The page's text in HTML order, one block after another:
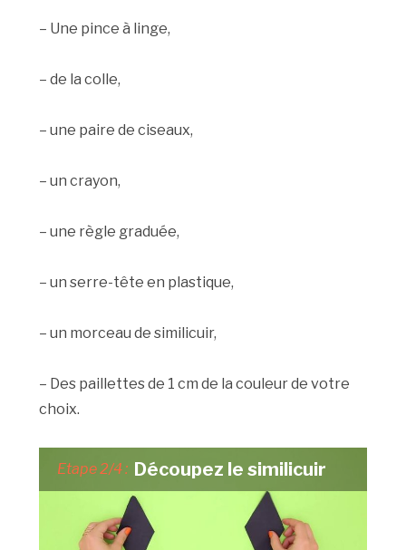
– Une pince à linge,
– de la colle,
– une paire de ciseaux,
– un crayon,
– une règle graduée,
– un serre-tête en plastique,
– un morceau de similicuir,
– Des paillettes de 1 cm de la couleur de votre
choix.
Etape 2/4 : Découpez le similicuir